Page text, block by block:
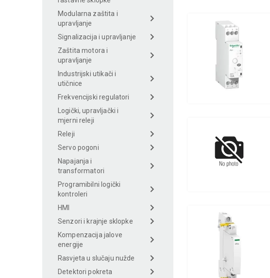
Modularna zaštita i
upravljanje
Signalizacija i upravljanje
Zaštita motora i
upravljanje
Industrijski utikači i
utičnice
Frekvencijski regulatori
Logički, upravljački i
mjerni releji
Releji
Servo pogoni
Napajanja i
transformatori
Programibilni logički
kontroleri
HMI
Senzori i krajnje sklopke
Kompenzacija jalove
energije
Rasvjeta u slučaju nužde
Detektori pokreta